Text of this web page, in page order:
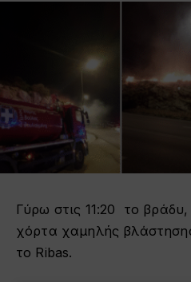
Γύρω στις 11:20 το
χόρτα χαμηλής
το Ribas.